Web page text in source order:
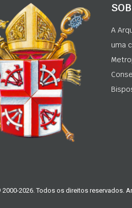
A
uma
2026. Todos os direitos reservados.